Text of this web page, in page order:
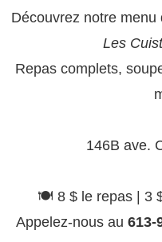
Découvrez notre
Les
Repas complets,
146B ave.
🍽️ 8 $ le repas | 3
Appelez-nous au 613-